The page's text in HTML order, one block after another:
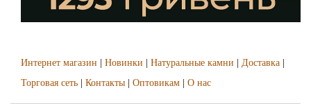
Интернет магазин Новинки Натуральные камни Доставка
Торговая сеть
Контакты Оптовикам О нас